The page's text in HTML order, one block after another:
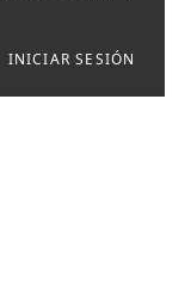
INICIAR SESIÓN